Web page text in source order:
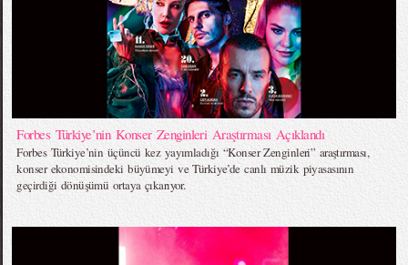
Forbes Türkiye’nin Konser Zenginleri Araştırması Açıklandı
Forbes Türkiye’nin üçüncü kez yayımladığı “Konser Zenginleri” araştırması,
konser ekonomisindeki büyümeyi ve Türkiye’de canlı müzik piyasasının
geçirdiği dönüşümü ortaya çıkarıyor.